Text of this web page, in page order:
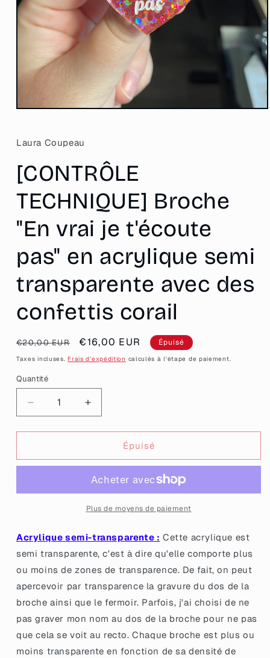
Ouvrir
1
dans
fenêtre
modale
Laura Coupeau
[CONTRÔLE
TECHNIQUE] Broche
"En vrai je t'écoute
pas" en acrylique semi
transparente avec des
confettis corail
Prix
habituel
€20,00 EUR
Prix
promotionnel
€16,00 EUR Épuisé
Taxes incluses. Frais d'expédition calculés à l'étape de paiement.
Quantité
Quantité
Réduire
la
quantité
[CONTRÔLE
&quot;En
t&#39;écoute
en
acrylique
semi
transparente
avec
des
confettis
corail
Augmenter
la
quantité
[CONTRÔLE
Broche
&quot;En
vrai
t&#39;écoute
en
acrylique
semi
transparente
avec
des
confettis
corail
Épuisé
Plus de moyens de paiement
Acrylique semi-transparente : Cette acrylique est
semi transparente, c'est à dire qu'elle comporte plus
ou moins de zones de transparence. De fait, on peut
apercevoir par transparence la gravure du dos de la
broche ainsi que le fermoir. Parfois, j'ai choisi de ne
pas graver mon nom au dos de la broche pour ne pas
que cela se voit au recto. Chaque broche est plus ou
moins transparente en fonction de sa densité de